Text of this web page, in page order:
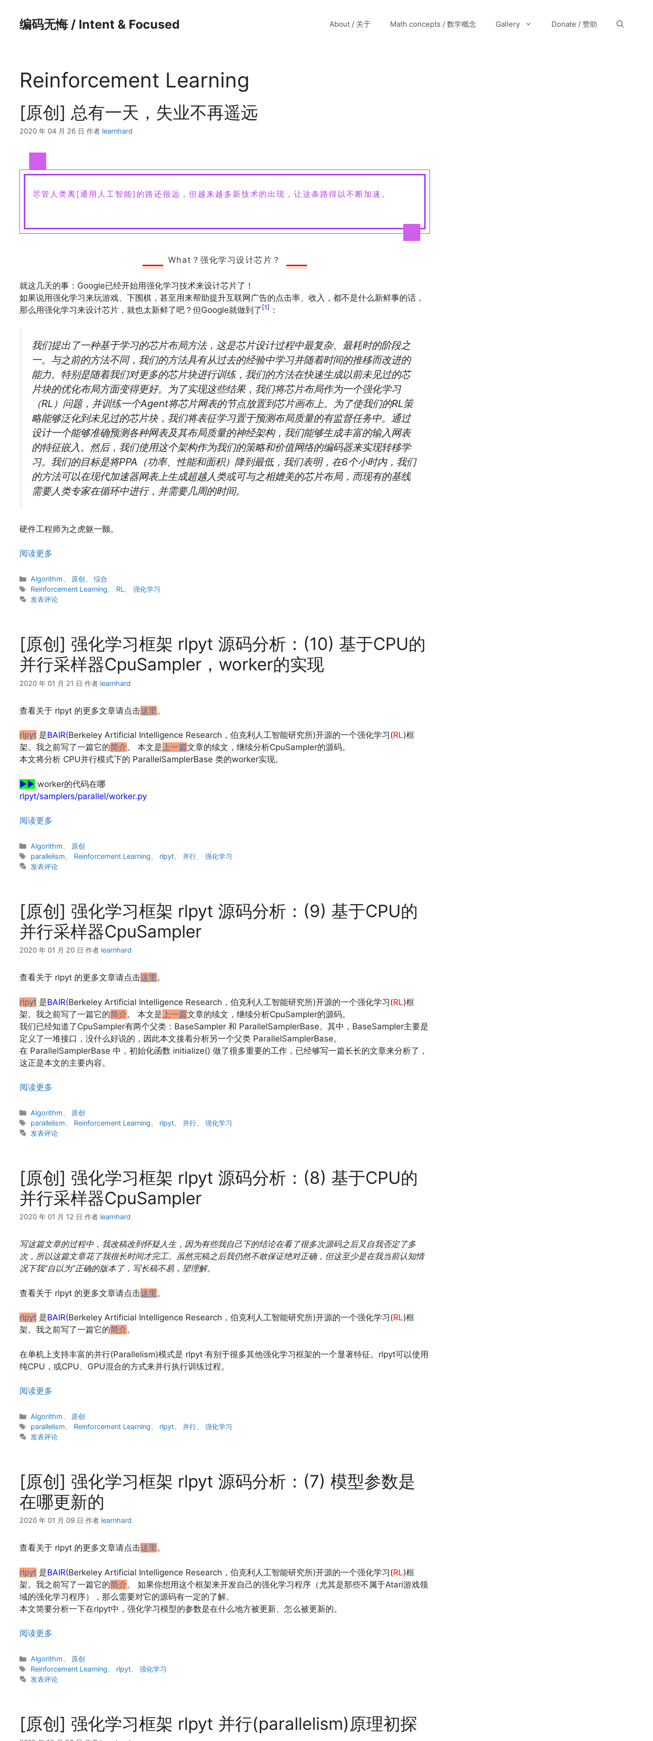
编码无悔 / Intent & Focused About / 关于 Math concepts / 数学概念 Gallery Donate / 赞助
Reinforcement Learning
[原创] 总有一天，失业不再遥远
2020 年 04 月 26 日 作者 learnhard
尽管人类离[通用人工智能]的路还很远，但越来越多新技术的出现，让这条路得以不断加速。
​What？强化学习设计芯片？
就这几天的事：Google已经开始用强化学习技术来设计芯片了！
如果说用强化学习来玩游戏、下围棋，甚至用来帮助提升互联网广告的点击率、收入，都不是什么新鲜事的话，
那么用强化学习来设计芯片，就也太新鲜了吧？但Google就做到了 [1] ：
我们提出了一种基于学习的芯片布局方法，这是芯片设计过程中最复杂、最耗时的阶段之
一。与之前的方法不同，我们的方法具有从过去的经验中学习并随着时间的推移而改进的
能力。特别是随着我们对更多的芯片块进行训练，我们的方法在快速生成以前未见过的芯
片块的优化布局方面变得更好。为了实现这些结果，我们将芯片布局作为一个强化学习
（RL）问题，并训练一个Agent将芯片网表的节点放置到芯片画布上。为了使我们的RL策
略能够泛化到未见过的芯片块，我们将表征学习置于预测布局质量的有监督任务中。通过
设计一个能够准确预测各种网表及其布局质量的神经架构，我们能够生成丰富的输入网表
的特征嵌入。然后，我们使用这个架构作为我们的策略和价值网络的编码器来实现转移学
习。我们的目标是将PPA（功率、性能和面积）降到最低，我们表明，在6个小时内，我们
的方法可以在现代加速器网表上生成超越人类或可与之相媲美的芯片布局，而现有的基线
需要人类专家在循环中进行，并需要几周的时间。
硬件工程师为之虎躯一颤。
阅读更多
分
类
Algorithm 原创 、综合
标
签
Reinforcement Learning RL 、强化学习
发表评论
[原创] 强化学习框架 rlpyt 源码分析：(10) 基于CPU的
并行采样器CpuSampler，worker的实现
2020 年 01 月 21 日 作者 learnhard
查看关于 rlpyt 的更多文章请点击这里 。
rlpyt 是BAIR(Berkeley Artificial Intelligence Research，伯克利人工智能研究所)开源的一个强化学习(RL)框
架。我之前写了一篇它的简介。 本文是上一篇文章的续文，继续分析CpuSampler的源码。
本文将分析 CPU并行模式下的 ParallelSamplerBase 类的worker实现。
▶▶ worker的代码在哪
rlpyt/samplers/parallel/worker.py
阅读更多
分
类
Algorithm
原创
标
签
parallelism Reinforcement Learning rlpyt 、并行 、强化学习
发表评论
[原创] 强化学习框架 rlpyt 源码分析：(9) 基于CPU的
并行采样器CpuSampler
2020 年 01 月 20 日 作者 learnhard
查看关于 rlpyt 的更多文章请点击这里。
rlpyt 是BAIR(Berkeley Artificial Intelligence Research，伯克利人工智能研究所)开源的一个强化学习(RL)框
架。我之前写了一篇它的简介。 本文是 上一篇文章的续文，继续分析CpuSampler的源码。
我们已经知道了CpuSampler有两个父类：BaseSampler 和 ParallelSamplerBase。其中，BaseSampler主要是
定义了一堆接口，没什么好说的，因此本文接着分析另一个父类 ParallelSamplerBase。
在 ParallelSamplerBase 中，初始化函数 initialize() 做了很多重要的工作，已经够写一篇长长的文章来分析了，
这正是本文的主要内容。
阅读更多
分
类
Algorithm
原创
标
签
parallelism Reinforcement Learning rlpyt 、并行 、强化学习
发表评论
[原创] 强化学习框架 rlpyt 源码分析：(8) 基于CPU的
并行采样器CpuSampler
2020 年 01 月 12 日 作者 learnhard
写这篇文章的过程中，我改稿改到怀疑人生，因为有些我自己下的结论在看了很多次源码之后又自我否定了多
次，所以这篇文章花了我很长时间才完工。虽然完稿之后我仍然不敢保证绝对正确，但这至少是在我当前认知情
况下我“自以为”正确的版本了，写长稿不易，望理解。
查看关于 rlpyt 的更多文章请点击这里 。
rlpyt 是BAIR(Berkeley Artificial Intelligence Research，伯克利人工智能研究所)开源的一个强化学习(RL)框
架。我之前写了一篇它的简介。
在单机上支持丰富的并行(Parallelism)模式是 rlpyt 有别于很多其他强化学习框架的一个显著特征。rlpyt可以使用
纯CPU，或CPU、GPU混合的方式来并行执行训练过程。
阅读更多
分
类
Algorithm
原创
标
签
parallelism Reinforcement Learning rlpyt 、并行 、强化学习
发表评论
[原创] 强化学习框架 rlpyt 源码分析：(7) 模型参数是
在哪更新的
2020 年 01 月 09 日 作者 learnhard
查看关于 rlpyt 的更多文章请点击这里。
rlpyt 是BAIR(Berkeley Artificial Intelligence Research，伯克利人工智能研究所)开源的一个强化学习(RL)框
架。我之前写了一篇它的简介。 如果你想用这个框架来开发自己的强化学习程序（尤其是那些不属于Atari游戏领
域的强化学习程序），那么需要对它的源码有一定的了解。
本文简要分析一下在rlpyt中，强化学习模型的参数是在什么地方被更新、怎么被更新的。
阅读更多
分
类
Algorithm
原创
标
签
Reinforcement Learning rlpyt 、强化学习
发表评论
[原创] 强化学习框架 rlpyt 并行(parallelism)原理初探